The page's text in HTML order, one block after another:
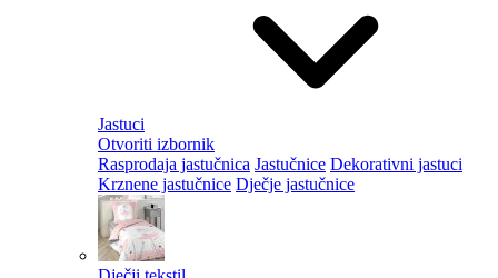
Jastuci
Otvoriti izbornik
Rasprodaja jastučnica Jastučnice Dekorativni jastuci
Krznene jastučnice Dječje jastučnice